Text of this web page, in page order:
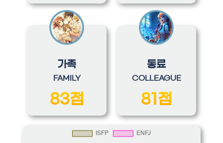
가족
FAMILY
83점
동료
COLLEAGUE
81점